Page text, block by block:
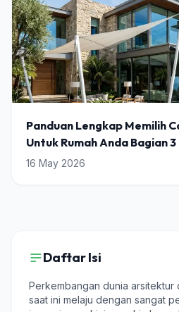
Panduan Lengkap Memilih
Untuk Rumah Anda Bagian 3
16 May 2026
Daftar Isi
Perkembangan dunia
saat ini melaju dengan sangat